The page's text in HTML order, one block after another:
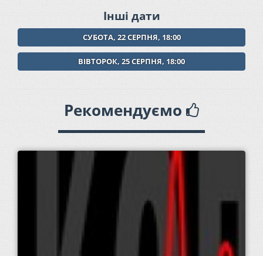
Інші дати
СУБОТА, 22 СЕРПНЯ, 18:00
ВІВТОРОК, 25 СЕРПНЯ, 18:00
Рекомендуємо